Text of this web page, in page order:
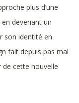
plus d’une
devenant un
son identité en
fait depuis pas mal
de cette nouvelle